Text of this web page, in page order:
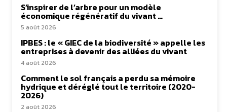
S’inspirer de l’arbre pour un modèle
économique régénératif du vivant …
5 août 2026
IPBES : le « GIEC de la biodiversité » appelle les
entreprises à devenir des alliées du vivant
4 août 2026
Comment le sol français a perdu sa mémoire
hydrique et déréglé tout le territoire (2020-
2026)
2 août 2026